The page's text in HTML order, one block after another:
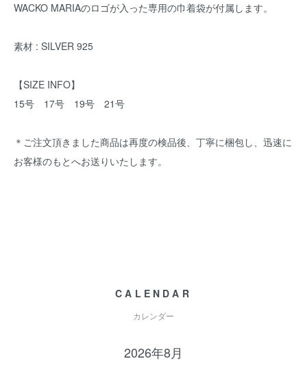
WACKO MARIAのロゴが入った専用の巾着袋が付属します。
素材 : SILVER 925
【SIZE INFO】
15号 17号 19号 21号
＊ご注文頂きました商品は再度の検品後、丁寧に梱包し、迅速に
お客様のもとへお送りいたします。
CALENDAR
カレンダー
2026年8月